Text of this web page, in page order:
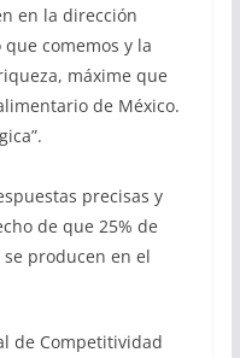
en la dirección
comemos y la
máxime que
de México.
precisas y
de que 25% de
producen en el
de Competitividad